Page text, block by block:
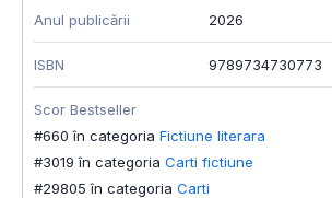
Anul publicării 2026
ISBN 9789734730773
Scor Bestseller
#660 în categoria Fictiune literara
#3019 în categoria Carti fictiune
#29805 în categoria Carti